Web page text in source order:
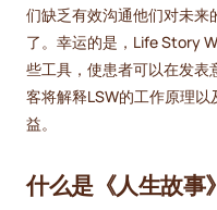
们缺乏有效沟通他们对未来
了。幸运的是，Life Story
些工具，使患者可以在发表
客将解释LSW的工作原理
益。
什么是《人生故事